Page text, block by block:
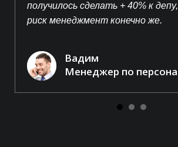
получилось сделать + 40% к
риск менеджмент конечно же.
Вадим
Менеджер по